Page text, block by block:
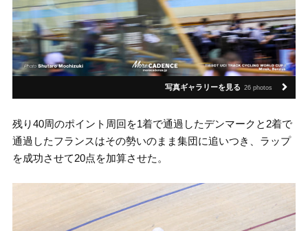
写真ギャラリーを見る 26 photos
残り40周のポイント周回を1着で通過したデンマークと2着で
通過したフランスはその勢いのまま集団に追いつき、ラップ
を成功させて20点を加算させた。